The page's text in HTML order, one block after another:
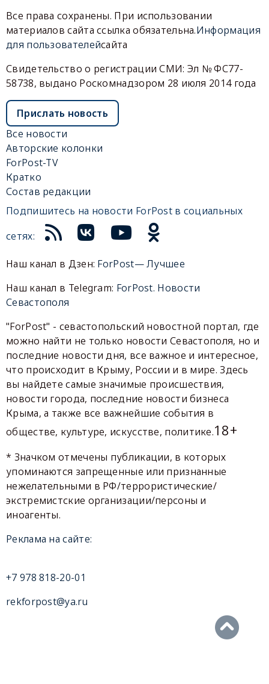
Все права сохранены. При использовании
материалов сайта ссылка обязательна.Информация
для пользователейсайта
Свидетельство о регистрации СМИ: Эл № ФС77-
58738, выдано Роскомнадзором 28 июля 2014 года
Прислать новость
Все новости
Авторские колонки
ForPost-TV
Кратко
Состав редакции
Подпишитесь на новости ForPost в социальных
сетях:
Наш канал в Дзен: ForPost— Лучшее
Наш канал в Telegram: ForPost. Новости
Севастополя
"ForPost" - севастопольский новостной портал, где
можно найти не только новости Севастополя, но и
последние новости дня, все важное и интересное,
что происходит в Крыму, России и в мире. Здесь
вы найдете самые значимые происшествия,
новости города, последние новости бизнеса
Крыма, а также все важнейшие события в
обществе, культуре, искусстве, политике.18+
* Значком отмечены публикации, в которых
упоминаются запрещенные или признанные
нежелательными в РФ/террористические/
экстремистские организации/персоны и
иноагенты.
Реклама на сайте:
+7 978 818-20-01
rekforpost@ya.ru